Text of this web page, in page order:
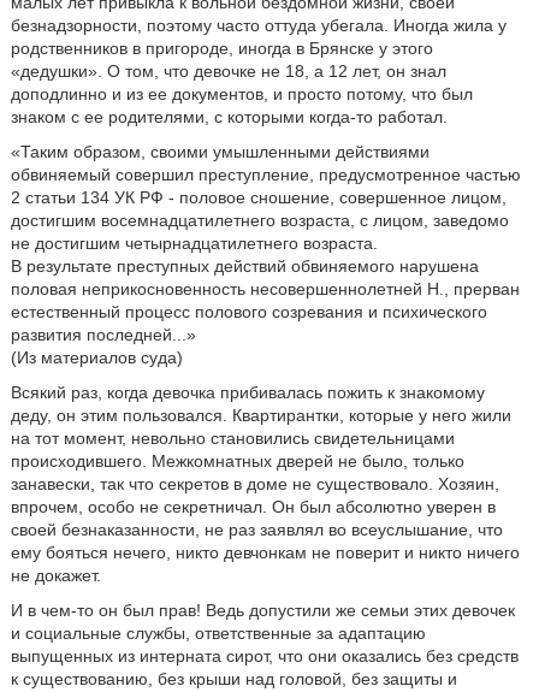
безнадзорности, поэтому часто оттуда убегала. Иногда жила у
родственников в пригороде, иногда в Брянске у этого
«дедушки». О том, что девочке не 18, а 12 лет, он знал
доподлинно и из ее документов, и просто потому, что был
знаком с ее родителями, с которыми когда-то работал.
«Таким образом, своими умышленными действиями
обвиняемый совершил преступление, предусмотренное частью
2 статьи 134 УК РФ - половое сношение, совершенное лицом,
достигшим восемнадцатилетнего возраста, с лицом, заведомо
не достигшим четырнадцатилетнего возраста.
В результате преступных действий обвиняемого нарушена
половая неприкосновенность несовершеннолетней Н., прерван
естественный процесс полового созревания и психического
развития последней...»
(Из материалов суда)
Всякий раз, когда девочка прибивалась пожить к знакомому
деду, он этим пользовался. Квартирантки, которые у него жили
на тот момент, невольно становились свидетельницами
происходившего. Межкомнатных дверей не было, только
занавески, так что секретов в доме не существовало. Хозяин,
впрочем, особо не секретничал. Он был абсолютно уверен в
своей безнаказанности, не раз заявлял во всеуслышание, что
ему бояться нечего, никто девчонкам не поверит и никто ничего
не докажет.
И в чем-то он был прав! Ведь допустили же семьи этих девочек
и социальные службы, ответственные за адаптацию
выпущенных из интерната сирот, что они оказались без средств
к существованию, без крыши над головой, без защиты и